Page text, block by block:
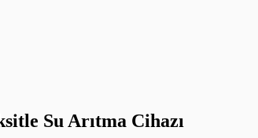
Su Arıtma Cihazı